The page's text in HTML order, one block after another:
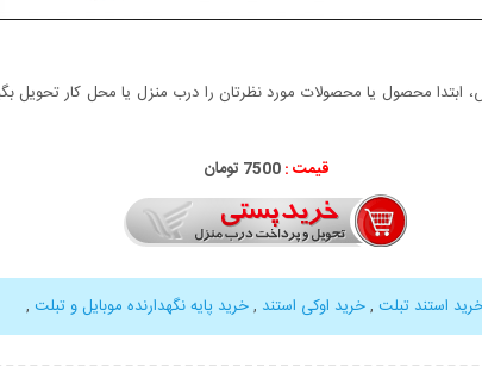
محصول یا محصولات مورد نظرتان را درب منزل یا محل کار تحویل
قیمت :7500 تومان
استند تبلت ,خرید اوکی استند ,خرید پایه نگهدارنده موبایل و تبلت ,